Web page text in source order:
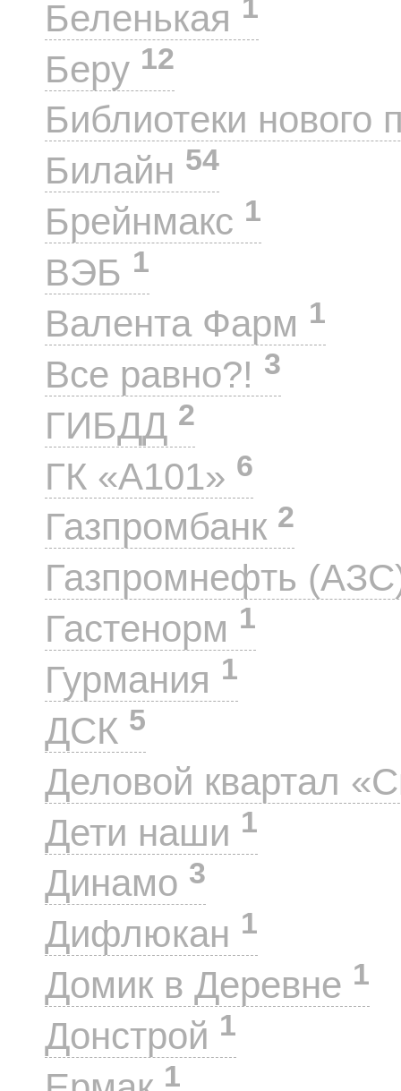
Беленькая 1
Беру 12
Библиотеки нового
Билайн 54
Брейнмакс 1
ВЭБ 1
Валента Фарм 1
Все равно?! 3
ГИБДД 2
ГК «А101» 6
Газпромбанк 2
Газпромнефть
Гастенорм 1
Гурмания 1
ДСК 5
Деловой квартал
Дети наши 1
Динамо 3
Дифлюкан 1
Домик в Деревне 1
Донстрой 1
1